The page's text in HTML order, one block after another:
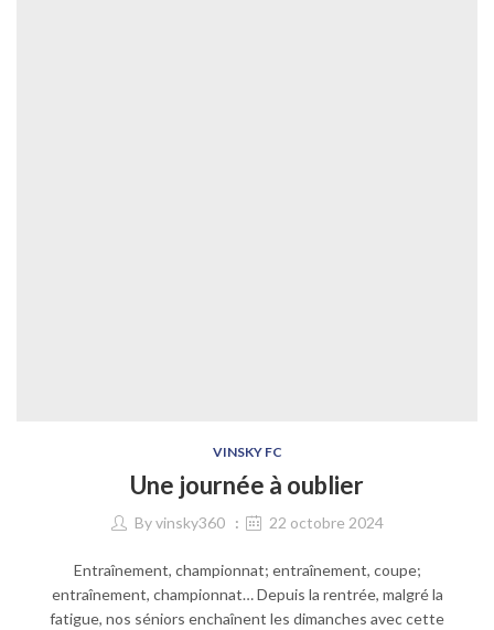
VINSKY FC
Une journée à oublier
Byvinsky360 22 octobre 2024
Entraînement, championnat; entraînement, coupe;
entraînement, championnat… Depuis la rentrée, malgré la
fatigue, nos séniors enchaînent les dimanches avec cette